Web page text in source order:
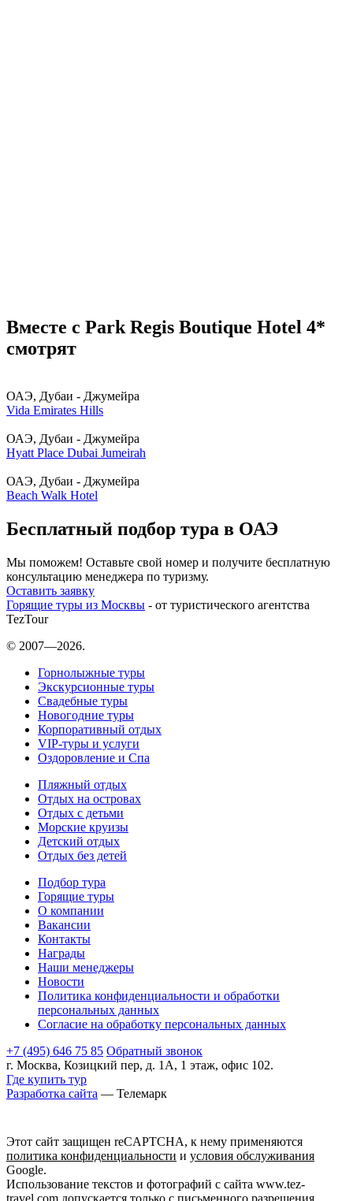
Вместе с Park Regis Boutique Hotel 4*
смотрят
ОАЭ, Дубаи - Джумейра
Vida Emirates Hills
ОАЭ, Дубаи - Джумейра
Hyatt Place Dubai Jumeirah
ОАЭ, Дубаи - Джумейра
Beach Walk Hotel
Бесплатный подбор тура в ОАЭ
Мы поможем! Оставьте свой номер и получите бесплатную
консультацию менеджера по туризму.
Оставить заявку
Горящие туры из Москвы - от туристического агентства
TezTour
© 2007—2026.
Горнолыжные туры
Экскурсионные туры
Свадебные туры
Новогодние туры
Корпоративный отдых
VIP-туры и услуги
Оздоровление и Спа
Пляжный отдых
Отдых на островах
Отдых с детьми
Морские круизы
Детский отдых
Отдых без детей
Подбор тура
Горящие туры
О компании
Вакансии
Контакты
Награды
Наши менеджеры
Новости
Политика конфиденциальности и обработки
персональных данных
Согласие на обработку персональных данных
+7 (495) 646 75 85 Обратный звонок
г. Москва, Козицкий пер, д. 1А, 1 этаж, офис 102.
Где купить тур
Разработка сайта — Телемарк
Этот сайт защищен reCAPTCHA, к нему применяются
политика конфиденциальности и условия обслуживания
Google.
Использование текстов и фотографий с сайта www.tez-
travel.com допускается только с письменного разрешения